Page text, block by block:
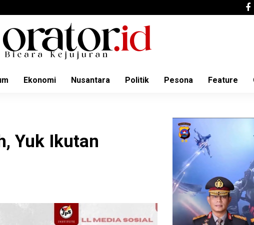
Ekonomi Nusantara Politik Pesona Feature
Yuk Ikutan